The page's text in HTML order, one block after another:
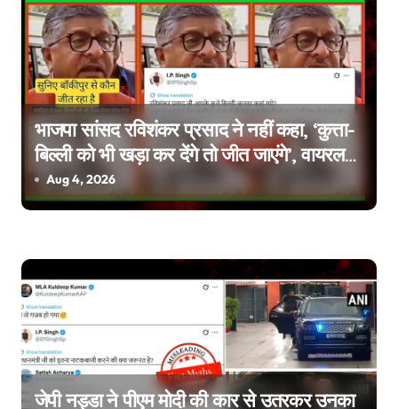
a
v
i
g
a
t
o
n
भाजपा सांसद रविशंकर प्रसाद ने नहीं कहा, ‘कुत्ता-
बिल्ली को भी खड़ा कर देंगे तो जीत जाएंगे’, वायरल
वीडियो एडिटेड है
Aug 4, 2026
जेपी नड्डा ने पीएम मोदी की कार से उतरकर उनका